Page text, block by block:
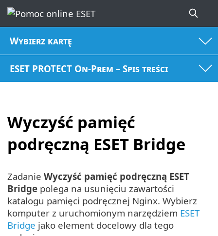
Wybierz kartę
ESET PROTECT On-Prem – Spis treści
Wyczyść pamięć
podręczną ESET Bridge
Zadanie Wyczyść pamięć podręczną ESET
Bridge polega na usunięciu zawartości
katalogu pamięci podręcznej Nginx. Wybierz
komputer z uruchomionym narzędziem ESET
Bridge jako element docelowy dla tego